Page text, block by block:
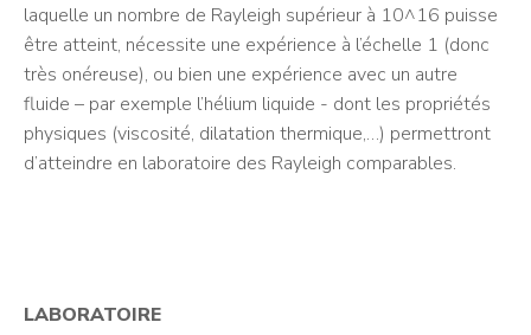
laquelle un nombre de Rayleigh supérieur à 10^16 puisse
être atteint, nécessite une expérience à l’échelle 1 (donc
très onéreuse), ou bien une expérience avec un autre
fluide – par exemple l’hélium liquide - dont les propriétés
physiques (viscosité, dilatation thermique,…) permettront
d’atteindre en laboratoire des Rayleigh comparables.
LABORATOIRE